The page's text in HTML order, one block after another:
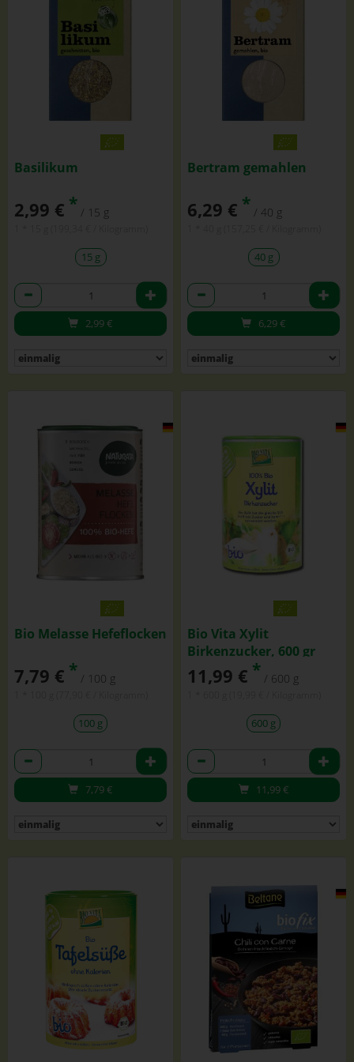
Basilikum
2,99 € * / 15 g
15 g
Anzahl
2,99€
Bertram gemahlen
6,29 € * / 40 g
40 g
Anzahl
6,29€
Bio Melasse Hefeflocken
7,79 € * / 100 g
100 g
Anzahl
7,79€
Bio Vita Xylit
Birkenzucker, 600 gr
Dose
11,99 € * / 600 g
600 g
Anzahl
11,99€